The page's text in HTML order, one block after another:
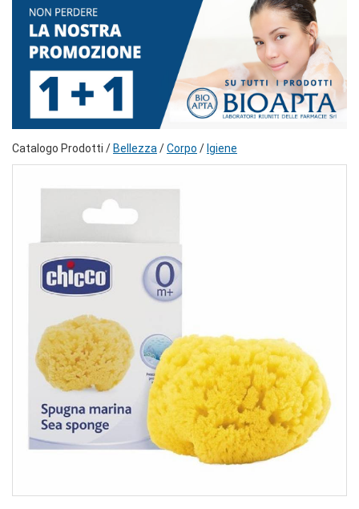
Catalogo Prodotti /Bellezza /Corpo /Igiene